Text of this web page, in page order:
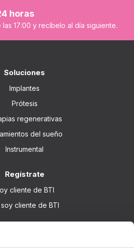
horas
17:00 y recíbelo al día siguiente.
Soluciones
Implantes
Prótesis
regenerativas
del sueño
Instrumental
Regístrate
cliente de BTI
cliente de BTI
Iniciar sesión